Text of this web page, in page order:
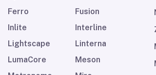
Ferro
Fusion
Inlite
Interline
Lightscape
Linterna
LumaCore
Meson